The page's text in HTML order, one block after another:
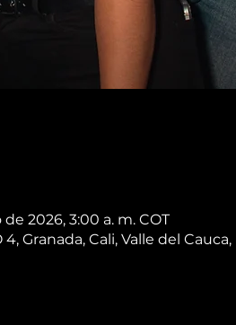
2026, 3:00 a. m. COT
Granada, Cali, Valle del Cauca,